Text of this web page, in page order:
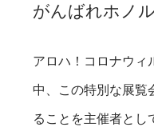
がんばれホノ
アロハ！コロナウィ
中、この特別な展覧
ることを主催者とし